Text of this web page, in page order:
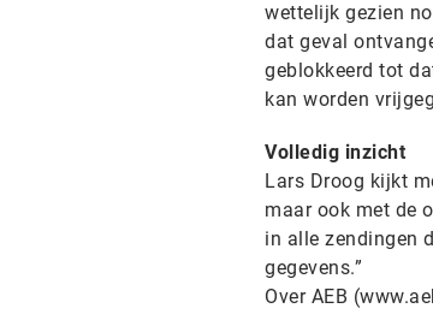
wettelijk gezien
dat geval
geblokkeerd tot
kan worden
Volledig inzicht
Lars Droog kijkt
maar ook met de
in alle zendingen
gegevens.”
Over AEB